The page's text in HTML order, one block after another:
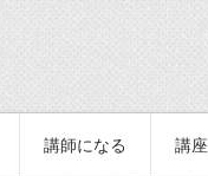
講師になる 講座